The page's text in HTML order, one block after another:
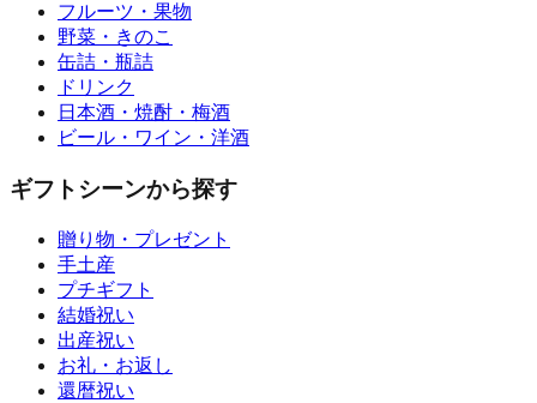
フルーツ・果物
野菜・きのこ
缶詰・瓶詰
ドリンク
日本酒・焼酎・梅酒
ビール・ワイン・洋酒
ギフトシーンから探す
贈り物・プレゼント
手土産
プチギフト
結婚祝い
出産祝い
お礼・お返し
還暦祝い